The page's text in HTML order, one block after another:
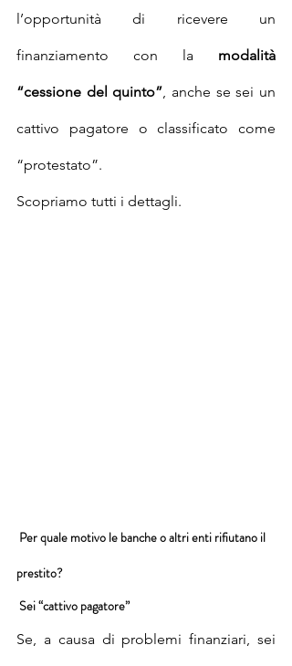
l’opportunità di ricevere un
finanziamento con la modalità
“cessione del quinto”, anche se sei un
cattivo pagatore o classificato come
“protestato”.
Scopriamo tutti i dettagli.
prestito?
Sei “cattivo pagatore”
Se, a causa di problemi finanziari, sei